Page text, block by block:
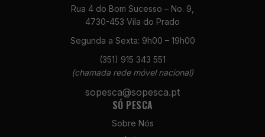
Rua 4 do Bom Sucesso – No. 9,
4730-453 Vila do Prado
Segunda a Sexta: 9h00 – 19h00
(351) 915 343 551
(chamada rede móvel nacional)
sopesca@sopesca.pt
SÓ PESCA
Sobre Nós
Necessários
não são
necessários
para o
funcionamento
do site.